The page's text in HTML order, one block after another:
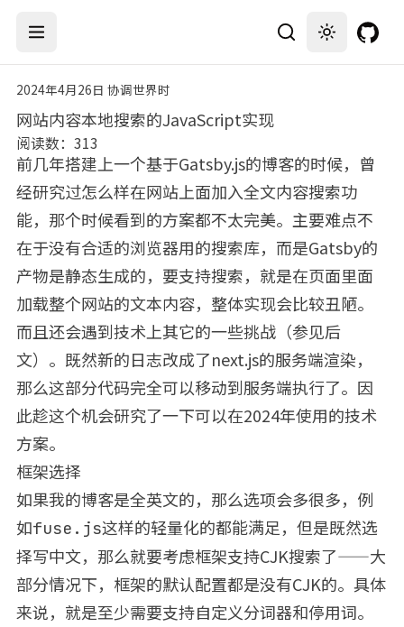
打开导航菜单 搜索 设置主题
2024年4月26日 协调世界时
网站内容本地搜索的JavaScript实现
阅读数： 313
前几年搭建上一个基于Gatsby.js的博客的时候，曾
经研究过怎么样在网站上面加入全文内容搜索功
能，那个时候看到的方案都不太完美。主要难点不
在于没有合适的浏览器用的搜索库，而是Gatsby的
产物是静态生成的，要支持搜索，就是在页面里面
加载整个网站的文本内容，整体实现会比较丑陋。
而且还会遇到技术上其它的一些挑战（参见后
文）。既然新的日志改成了next.js的服务端渲染，
那么这部分代码完全可以移动到服务端执行了。因
此趁这个机会研究了一下可以在2024年使用的技术
方案。
框架选择
如果我的博客是全英文的，那么选项会多很多，例
如fuse.js这样的轻量化的都能满足，但是既然选
择写中文，那么就要考虑框架支持CJK搜索了——大
部分情况下，框架的默认配置都是没有CJK的。具体
来说，就是至少需要支持自定义分词器和停用词。